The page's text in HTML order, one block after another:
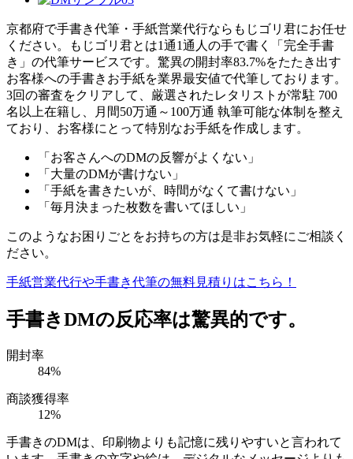
京都府で手書き代筆・手紙営業代行ならもじゴリ君にお任せ
ください。もじゴリ君とは1通1通人の手で書く「完全手書
き」の代筆サービスです。驚異の開封率83.7%をたたき出す
お客様への手書きお手紙を業界最安値で代筆しております。
3回の審査をクリアして、厳選されたレタリストが常駐 700
名以上在籍し、月間50万通～100万通 執筆可能な体制を整え
ており、お客様にとって特別なお手紙を作成します。
「お客さんへのDMの反響がよくない」
「大量のDMが書けない」
「手紙を書きたいが、時間がなくて書けない」
「毎月決まった枚数を書いてほしい」
このようなお困りごとをお持ちの方は是非お気軽にご相談く
ださい。
手紙営業代行や手書き代筆の無料見積りはこちら！
手書きDMの反応率は驚異的です。
開封率
84%
商談獲得率
12%
手書きのDMは、印刷物よりも記憶に残りやすいと言われて